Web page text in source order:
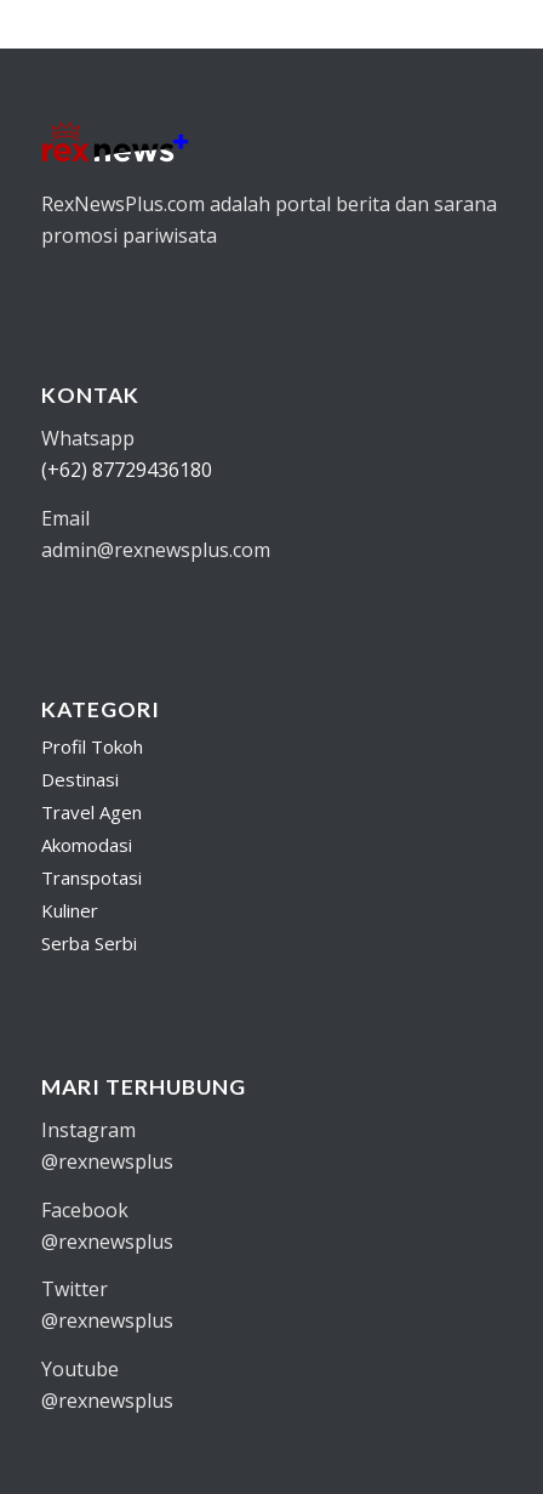
RexNewsPlus.com adalah portal berita dan sarana
promosi pariwisata
KONTAK
Whatsapp
(+62) 87729436180
Email
admin@rexnewsplus.com
KATEGORI
Profil Tokoh
Destinasi
Travel Agen
Akomodasi
Transpotasi
Kuliner
Serba Serbi
MARI TERHUBUNG
Instagram
@rexnewsplus
Facebook
@rexnewsplus
Twitter
@rexnewsplus
Youtube
@rexnewsplus